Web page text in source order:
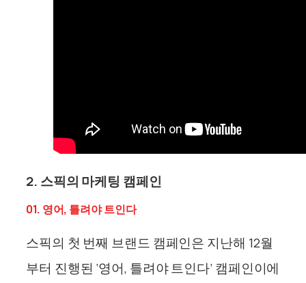
2. 스픽의 마케팅 캠페인
01. 영어, 틀려야 트인다
스픽의 첫 번째 브랜드 캠페인은 지난해 12월
부터 진행된 ‘영어, 틀려야 트인다’ 캠페인이에